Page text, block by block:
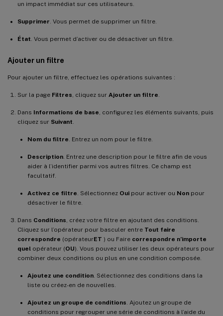
un impact immédiat sur ces utilisateurs.
Supprimer . Vous permet de supprimer un filtre.
État . Vous permet d’activer ou de désactiver un filtre.
Ajouter un filtre
Pour ajouter un filtre, effectuez les opérations suivantes :
Sur la page Filtres , cliquez sur Ajouter un filtre
Dans Informations de base , configurez les éléments suivants, puis
cliquez sur Suivant
Nom du filtre . Entrez un nom pour le filtre.
Description . Entrez une description pour le filtre afin de vous
aider à l’identifier parmi vos autres filtres. Ce champ est
facultatif.
Activez ce filtre . Sélectionnez Oui pour activer ou Non pour
désactiver le filtre.
Dans Conditions , créez votre filtre en ajoutant des conditions.
Cliquez sur l’opérateur pour basculer entre Tout faire
correspondre (opérateurET ) ou Faire correspondre n’importe
quel opérateur (OU). Vous pouvez utiliser les deux opérateurs pour
combiner deux conditions ou plus en une condition composée.
Ajoutez une condition . Sélectionnez des conditions dans la
liste ou créez-en de nouvelles.
Ajoutez un groupe de conditions . Ajoutez un groupe de
conditions pour regrouper une série de conditions à l’aide du